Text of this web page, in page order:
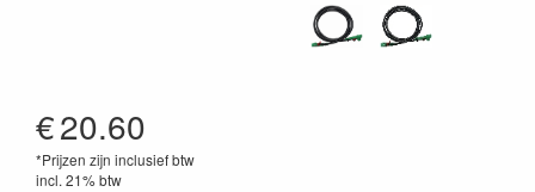
€20.60
*Prijzen zijn inclusief btw
incl. 21% btw